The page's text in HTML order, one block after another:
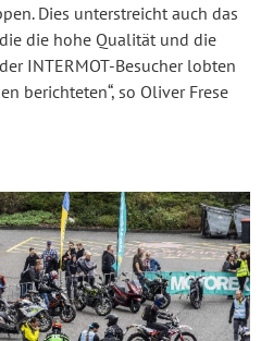
Dies unterstreicht auch das
die hohe Qualität und die
INTERMOT-Besucher lobten
berichteten“, so Oliver Frese